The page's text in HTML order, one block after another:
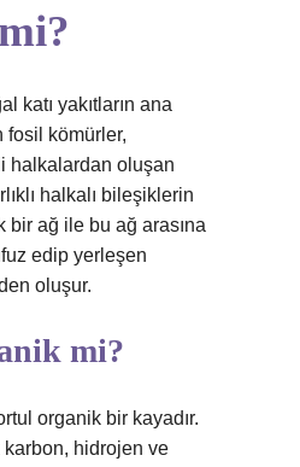
katı yakıtların ana
fosil kömürler,
halkalardan oluşan
halkalı bileşiklerin
bir ağ ile bu ağ arasına
edip yerleşen
oluşur.
mi?
organik bir kayadır.
karbon, hidrojen ve